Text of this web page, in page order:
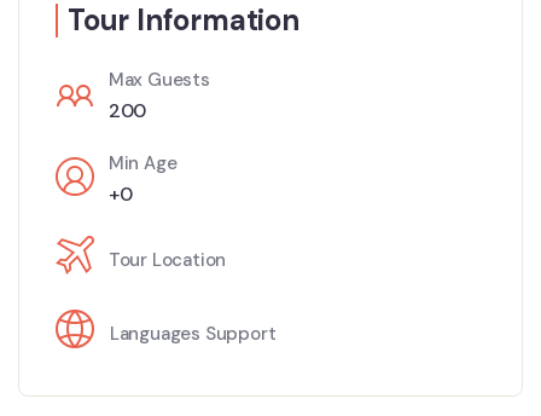
Tour Information
Max Guests
200
Min Age
+0
Tour Location
Languages Support